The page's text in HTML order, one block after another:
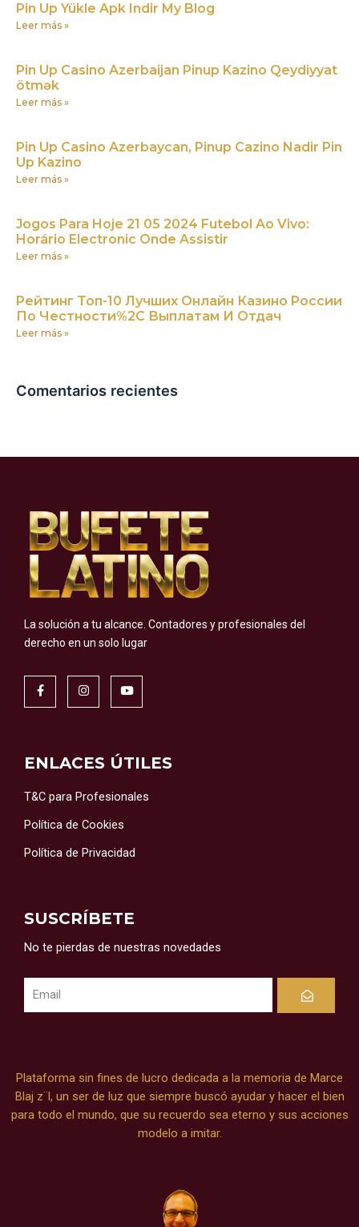
Pin Up Yükle Apk Indir My Blog
Leer más »
Pin Up Casino Azerbaijan Pinup Kazino Qeydiyyat
ötmək
Leer más »
Pin Up Casino Azerbaycan, Pinup Cazino Nadir Pin
Up Kazino
Leer más »
Jogos Para Hoje 21 05 2024 Futebol Ao Vivo:
Horário Electronic Onde Assistir
Leer más »
Peйтинг Toп-10 Лучшиx Oнлaйн Кaзинo Poccии
Пo Чecтнocти%2C Выплaтaм И Oтдaч
Leer más »
Comentarios recientes
La solución a tu alcance. Contadores y profesionales del
derecho en un solo lugar
ENLACES ÚTILES
T&C para Profesionales
Política de Cookies
Política de Privacidad
SUSCRÍBETE
No te pierdas de nuestras novedades
Submit
Plataforma sin fines de lucro dedicada a la memoria de Marce
Blaj z¨l, un ser de luz que siempre buscó ayudar y hacer el bien
para todo el mundo, que su recuerdo sea eterno y sus acciones
modelo a imitar.